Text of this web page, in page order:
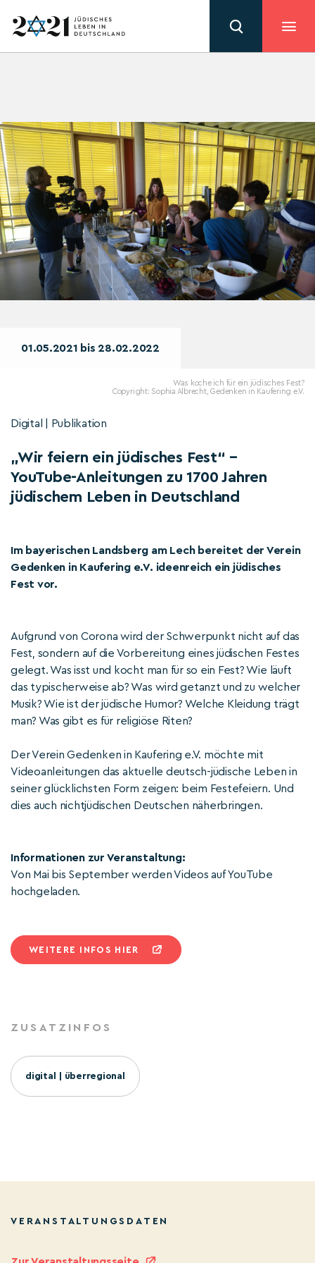
01.05.2021 bis 28.02.2022
Was koche ich für ein jüdisches Fest?
Copyright: Sophia Albrecht, Gedenken in Kaufering e.V.
Digital | Publikation
„Wir feiern ein jüdisches Fest“ –
YouTube-Anleitungen zu 1700 Jahren
jüdischem Leben in Deutschland
Im bayerischen Landsberg am Lech bereitet der Verein
Gedenken in Kaufering e.V. ideenreich ein jüdisches
Fest vor.
Aufgrund von Corona wird der Schwerpunkt nicht auf das
Fest, sondern auf die Vorbereitung eines jüdischen Festes
gelegt. Was isst und kocht man für so ein Fest? Wie läuft
das typischerweise ab? Was wird getanzt und zu welcher
Musik? Wie ist der jüdische Humor? Welche Kleidung trägt
man? Was gibt es für religiöse Riten?
Der Verein Gedenken in Kaufering e.V. möchte mit
Videoanleitungen das aktuelle deutsch-jüdische Leben in
seiner glücklichsten Form zeigen: beim Festefeiern. Und
dies auch nichtjüdischen Deutschen näherbringen.
Informationen zur Veranstaltung:
Von Mai bis September werden Videos auf YouTube
hochgeladen.
WEITERE INFOS HIER
ZUSATZINFOS
digital | überregional
VERANSTALTUNGSDATEN